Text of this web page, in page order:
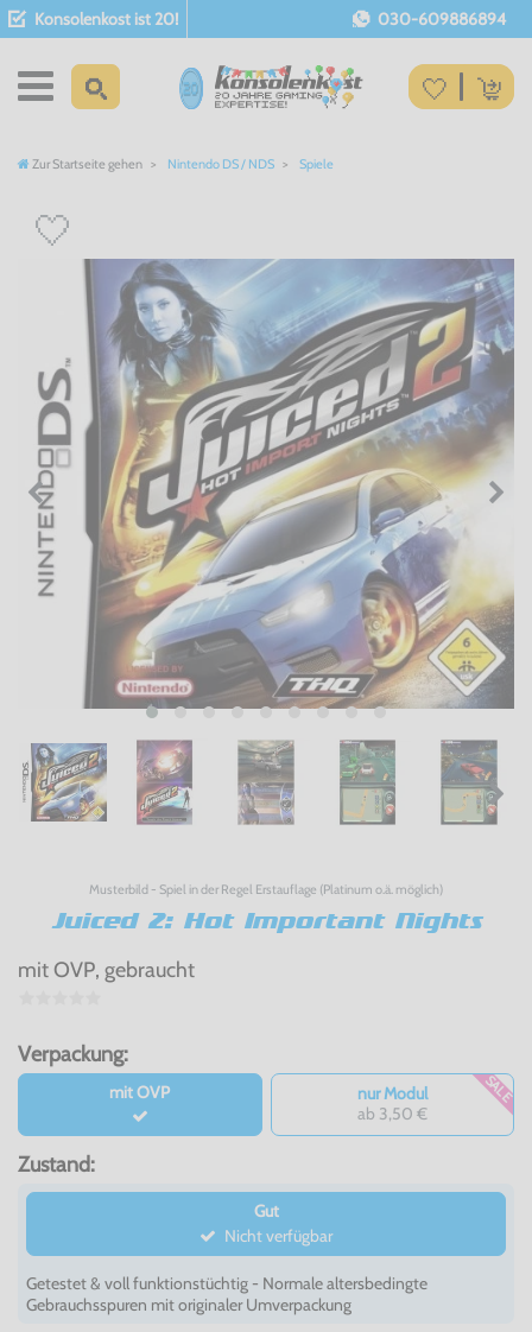
Konsolenkost ist 20! 030-609886894
Zur Startseite gehen Nintendo DS / NDS Spiele
Musterbild - Spiel in der Regel Erstauflage (Platinum o.ä. möglich)
Juiced 2: Hot Important Nights
mit OVP, gebraucht
Verpackung:
mit OVP
nur Modul
ab 3,50 €
SALE
Zustand:
Gut
Nicht verfügbar
Getestet & voll funktionstüchtig - Normale altersbedingte
Gebrauchsspuren mit originaler Umverpackung